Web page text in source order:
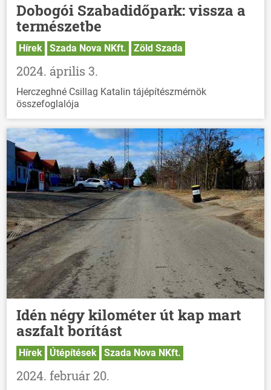
Dobogói Szabadidőpark: vissza a
természetbe
Hírek Szada Nova NKft. Zöld Szada
2024. április 3.
Herczeghné Csillag Katalin tájépítészmérnök
összefoglalója
Idén négy kilométer út kap mart
aszfalt borítást
Hírek Útépítések Szada Nova NKft.
2024. február 20.